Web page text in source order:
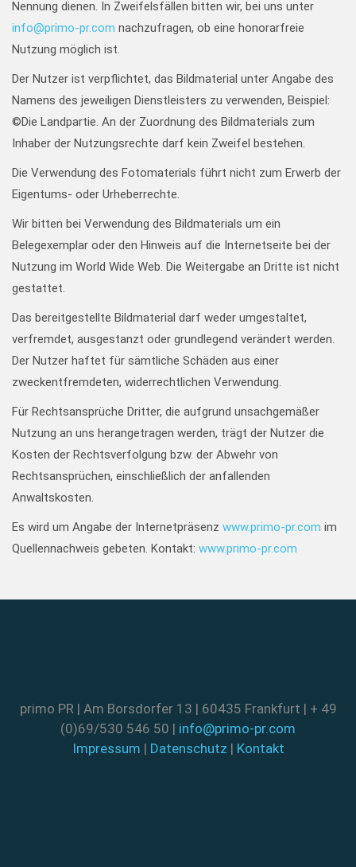
Nennung dienen. In Zweifelsfällen bitten wir, bei uns unter
info@primo-pr.com nachzufragen, ob eine honorarfreie
Nutzung möglich ist.
Der Nutzer ist verpflichtet, das Bildmaterial unter Angabe des
Namens des jeweiligen Dienstleisters zu verwenden, Beispiel:
©Die Landpartie. An der Zuordnung des Bildmaterials zum
Inhaber der Nutzungsrechte darf kein Zweifel bestehen.
Die Verwendung des Fotomaterials führt nicht zum Erwerb der
Eigentums- oder Urheberrechte.
Wir bitten bei Verwendung des Bildmaterials um ein
Belegexemplar oder den Hinweis auf die Internetseite bei der
Nutzung im World Wide Web. Die Weitergabe an Dritte ist nicht
gestattet.
Das bereitgestellte Bildmaterial darf weder umgestaltet,
verfremdet, ausgestanzt oder grundlegend verändert werden.
Der Nutzer haftet für sämtliche Schäden aus einer
zweckentfremdeten, widerrechtlichen Verwendung.
Für Rechtsansprüche Dritter, die aufgrund unsachgemäßer
Nutzung an uns herangetragen werden, trägt der Nutzer die
Kosten der Rechtsverfolgung bzw. der Abwehr von
Rechtsansprüchen, einschließlich der anfallenden
Anwaltskosten.
Es wird um Angabe der Internetpräsenz www.primo-pr.com im
Quellennachweis gebeten. Kontakt: www.primo-pr.com
primo PR | Am Borsdorfer 13 | 60435 Frankfurt | + 49
(0)69/530 546 50 | info@primo-pr.com
Impressum | Datenschutz | Kontakt